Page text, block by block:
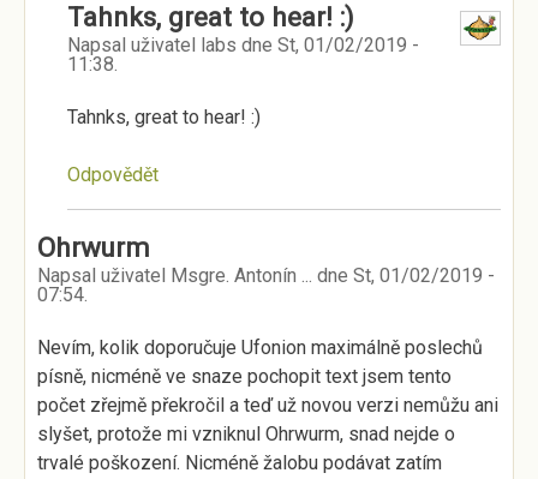
Tahnks, great to hear! :)
Napsal uživatel labs dne St, 01/02/2019 -
11:38.
Tahnks, great to hear! :)
Odpovědět
Ohrwurm
Napsal uživatel Msgre. Antonín ... dne St, 01/02/2019 -
07:54.
Nevím, kolik doporučuje Ufonion maximálně poslechů
písně, nicméně ve snaze pochopit text jsem tento
počet zřejmě překročil a teď už novou verzi nemůžu ani
slyšet, protože mi vzniknul Ohrwurm, snad nejde o
trvalé poškození. Nicméně žalobu podávat zatím